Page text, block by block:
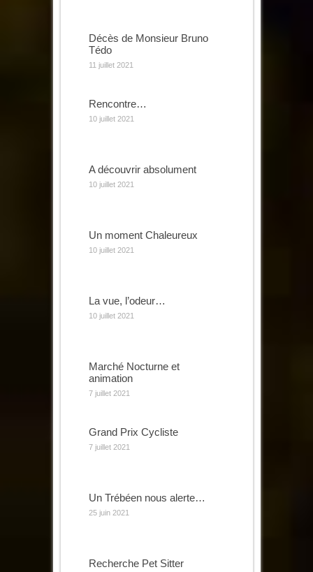
Décès de Monsieur Bruno
Tédo
11 juillet 2021
Rencontre…
10 juillet 2021
A découvrir absolument
10 juillet 2021
Un moment Chaleureux
10 juillet 2021
La vue, l’odeur…
10 juillet 2021
Marché Nocturne et
animation
7 juillet 2021
Grand Prix Cycliste
7 juillet 2021
Un Trébéen nous alerte…
25 juin 2021
Recherche Pet Sitter